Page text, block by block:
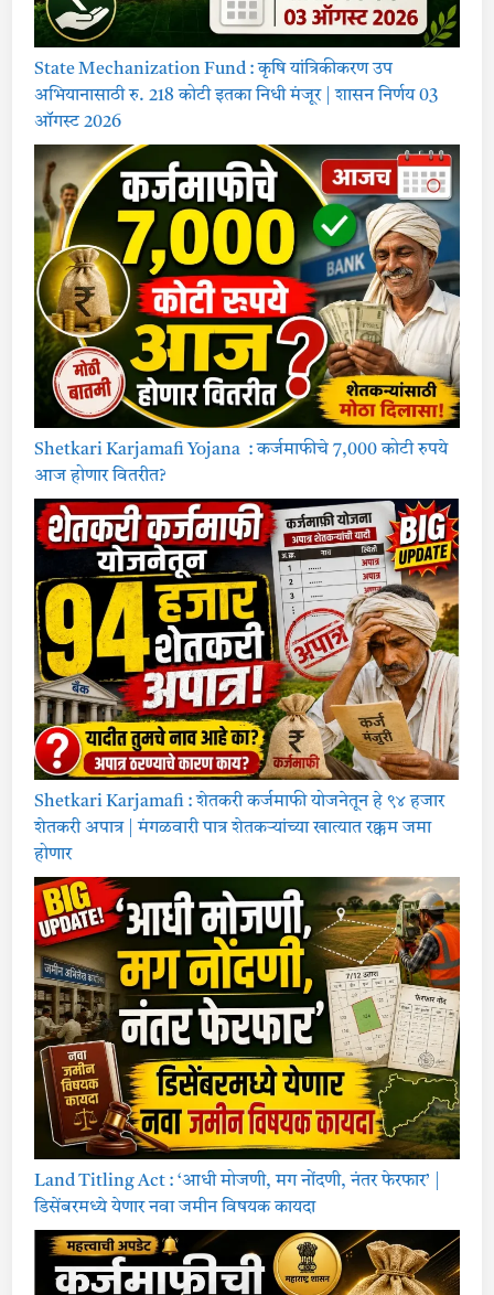
State Mechanization Fund : कृषि यांत्रिकीकरण उप
अभियानासाठी रु. 218 कोटी इतका निधी मंजूर | शासन निर्णय 03
ऑगस्ट 2026
Shetkari Karjamafi Yojana : कर्जमाफीचे 7,000 कोटी रुपये
आज होणार वितरीत?
Shetkari Karjamafi : शेतकरी कर्जमाफी योजनेतून हे ९४ हजार
शेतकरी अपात्र | मंगळवारी पात्र शेतकऱ्यांच्या खात्यात रक्कम जमा
होणार
Land Titling Act : ‘आधी मोजणी, मग नोंदणी, नंतर फेरफार’ |
डिसेंबरमध्ये येणार नवा जमीन विषयक कायदा